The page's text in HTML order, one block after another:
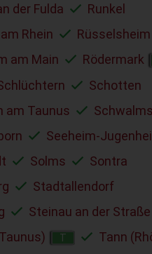
der Fulda
Runkel
Rhein
Rüsselsheim
am Main
Rödermark
Schotten
am Taunus
Seeheim-
Solms
Sontra
Stadtallendorf
Steinau an der Straße
T
Tann